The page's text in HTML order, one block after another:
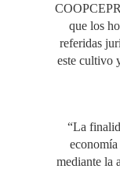
que los
referidas
este cultivo
“La
mediante la